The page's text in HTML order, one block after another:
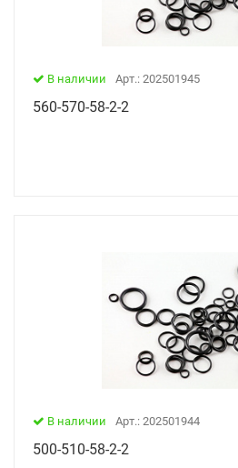
В наличии Арт.: 202501945
560-570-58-2-2
В наличии Арт.: 202501944
500-510-58-2-2